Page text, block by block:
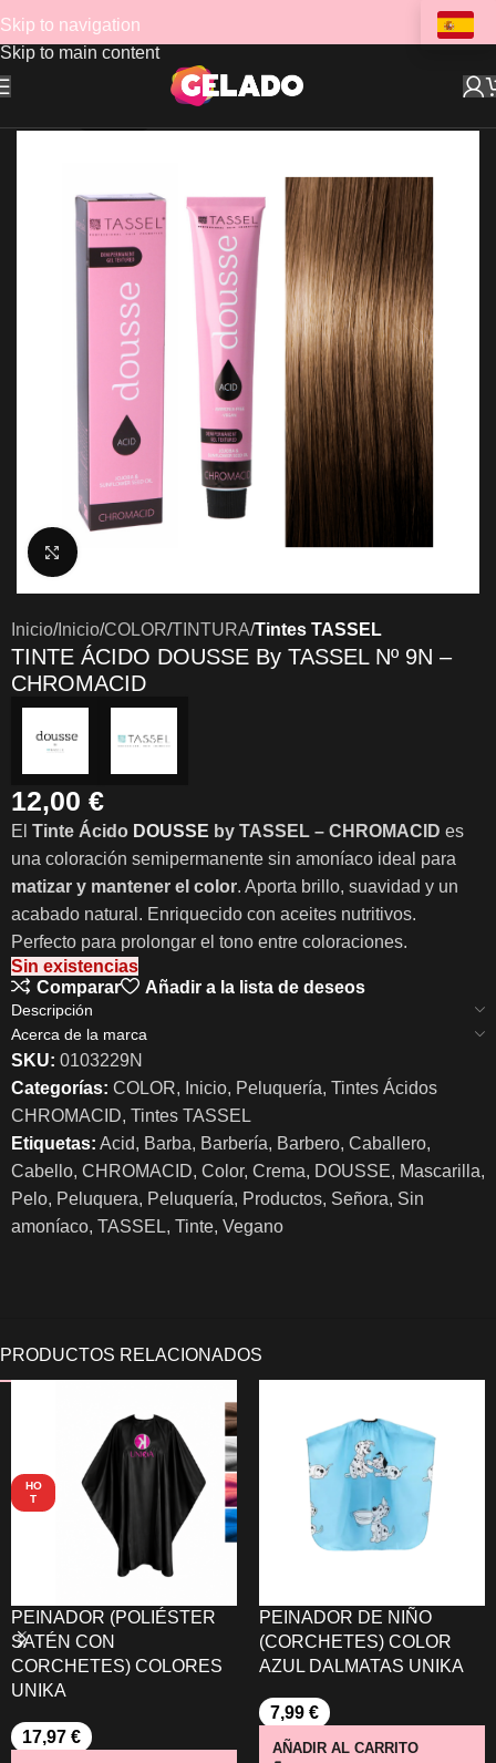
Skip to navigation
Skip to main content
Clic para ampliar
Inicio Inicio COLOR TINTURA Tintes TASSEL
TINTE ÁCIDO DOUSSE By TASSEL Nº 9N –
CHROMACID
12,00 €
El Tinte Ácido DOUSSE by TASSEL – CHROMACID es
una coloración semipermanente sin amoníaco ideal para
matizar y mantener el color. Aporta brillo, suavidad y un
acabado natural. Enriquecido con aceites nutritivos.
Perfecto para prolongar el tono entre coloraciones.
Sin existencias
Comparar
Añadir a la lista de deseos
Descripción
Acerca de la marca
SKU: 0103229N
Categorías: COLOR, Inicio, Peluquería, Tintes Ácidos
CHROMACID, Tintes TASSEL
Etiquetas: Acid, Barba, Barbería, Barbero, Caballero,
Cabello, CHROMACID, Color, Crema, DOUSSE, Mascarilla,
Pelo, Peluquera, Peluquería, Productos, Señora, Sin
amoníaco, TASSEL, Tinte, Vegano
HO
T
PEINADOR (POLIÉSTER
SATÉN CON
CORCHETES) COLORES
UNIKA
17,97 €
PEINADOR DE NIÑO
(CORCHETES) COLOR
AZUL DALMATAS UNIKA
7,99 €
AÑADIR AL CARRITO